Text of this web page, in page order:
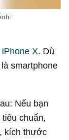
iPhone X. Dù
smartphone
Nếu bạn
chuẩn,
kích thước